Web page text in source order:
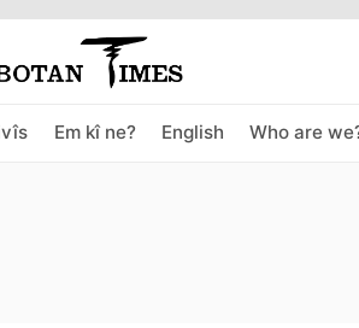
Em kî ne? English Who are